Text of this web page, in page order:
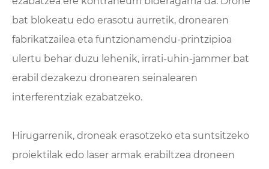
bat blokeatu edo erasotu aurretik, dronearen
fabrikatzailea eta funtzionamendu-printzipioa
ulertu behar duzu lehenik, irrati-uhin-jammer bat
erabil dezakezu dronearen seinalearen
interferentziak ezabatzeko.
Hirugarrenik, droneak erasotzeko eta suntsitzeko
proiektilak edo laser armak erabiltzea droneen